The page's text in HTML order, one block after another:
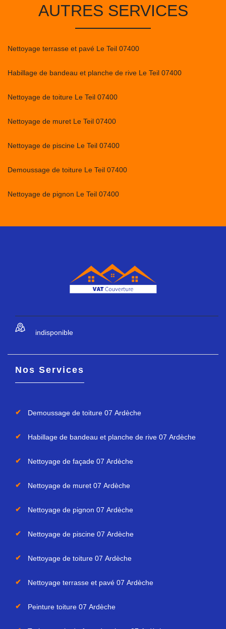
AUTRES SERVICES
Nettoyage terrasse et pavé Le Teil 07400
Habillage de bandeau et planche de rive Le Teil 07400
Nettoyage de toiture Le Teil 07400
Nettoyage de muret Le Teil 07400
Nettoyage de piscine Le Teil 07400
Demoussage de toiture Le Teil 07400
Nettoyage de pignon Le Teil 07400
indisponible
Nos Services
Demoussage de toiture 07 Ardèche
Habillage de bandeau et planche de rive 07 Ardèche
Nettoyage de façade 07 Ardèche
Nettoyage de muret 07 Ardèche
Nettoyage de pignon 07 Ardèche
Nettoyage de piscine 07 Ardèche
Nettoyage de toiture 07 Ardèche
Nettoyage terrasse et pavé 07 Ardèche
Peinture toiture 07 Ardèche